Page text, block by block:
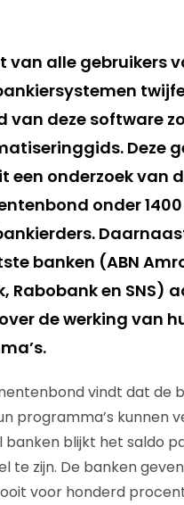
van alle gebruikers
van deze software
Deze
een onderzoek van
onder 1400
banken (ABN
Rabobank en SNS)
de werking van
vindt dat de
programma’s kunnen
banken blijkt het saldo
te zijn. De banken
voor honderd procent